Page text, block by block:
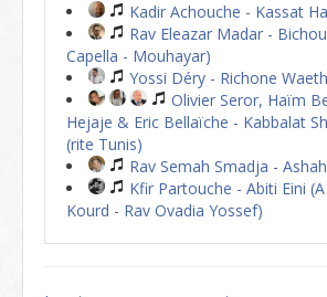
Kadir Achouche - Kassat
Rav Eleazar Madar -
Capella - Mouhayar)
Yossi Déry - Richone
Olivier Seror, Haïm
Hejaje & Eric Bellaïche - Kabbalat
(rite Tunis)
Rav Semah Smadja -
Kfir Partouche - Abiti Eini
Kourd - Rav Ovadia Yossef)